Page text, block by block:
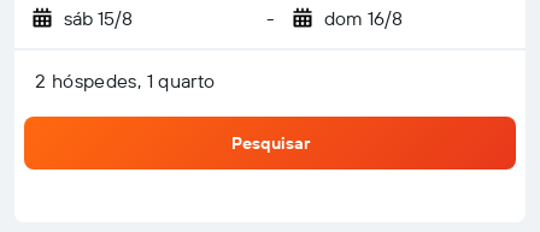
sáb 15/8 - dom 16/8
2 hóspedes, 1 quarto
Pesquisar